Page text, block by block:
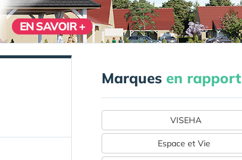
EN SAVOIR +
Marques en rapport
VISEHA
Espace et Vie